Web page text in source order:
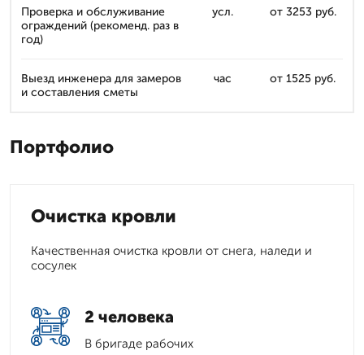
Проверка и обслуживание
ограждений (рекоменд. раз в
год)
усл. от 3253 руб.
Выезд инженера для замеров
и составления сметы
час от 1525 руб.
Портфолио
Очистка кровли
Качественная очистка кровли от снега, наледи и
сосулек
2 человека
В бригаде рабочих